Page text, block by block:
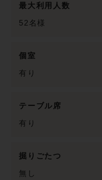
最大利用人数
52名様
個室
有り
テーブル席
有り
掘りごたつ
無し